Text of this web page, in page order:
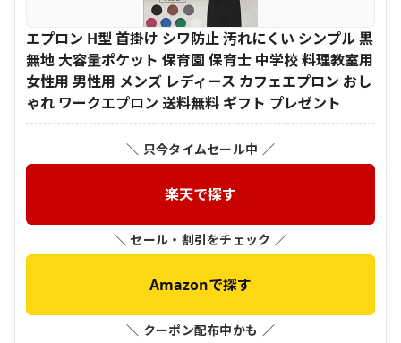
エプロン H型 首掛け シワ防止 汚れにくい シンプル 黒
無地 大容量ポケット 保育園 保育士 中学校 料理教室用
女性用 男性用 メンズ レディース カフェエプロン おし
ゃれ ワークエプロン 送料無料 ギフト プレゼント
＼ 只今タイムセール中 ／
楽天で探す
＼ セール・割引をチェック ／
Amazonで探す
＼ クーポン配布中かも ／